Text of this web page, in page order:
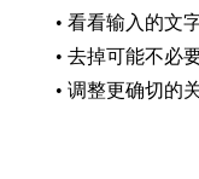
• 看看输入的文
• 去掉可能不必
• 调整更确切的